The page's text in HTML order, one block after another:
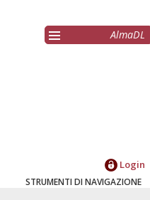
AlmaDL
Login
STRUMENTI DI NAVIGAZIONE